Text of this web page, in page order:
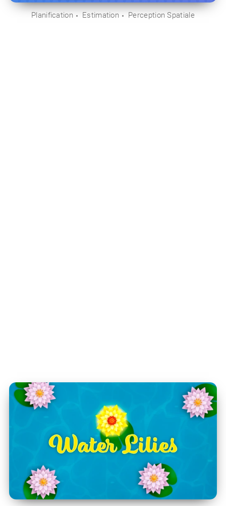
Planification Estimation Perception Spatiale